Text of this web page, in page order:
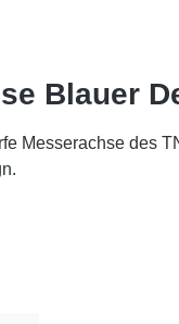
Blauer
Messerachse des